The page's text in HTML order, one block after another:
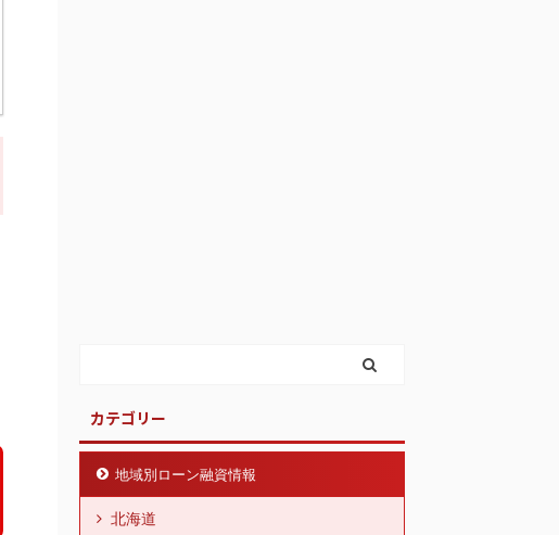
カテゴリー
地域別ローン融資情報
北海道